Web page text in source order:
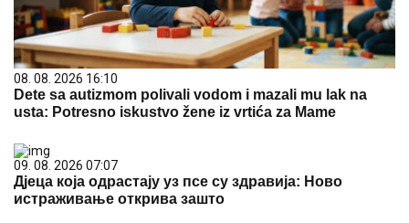
08. 08. 2026 16:10
Dete sa autizmom polivali vodom i mazali mu lak na
usta: Potresno iskustvo žene iz vrtića za Mame
09. 08. 2026 07:07
Дјеца која одрастају уз псе су здравија: Ново
истраживање открива зашто